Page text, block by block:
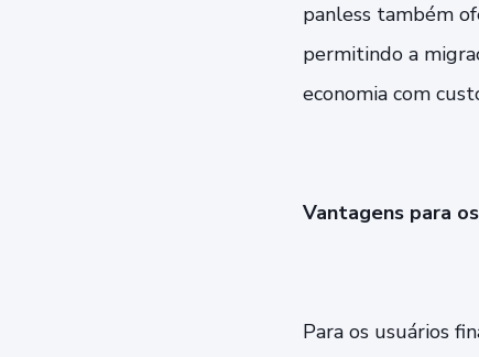
panless também
permitindo a
economia com
Vantagens para
Para os usuários